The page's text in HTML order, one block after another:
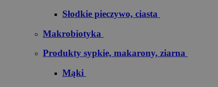
Słodkie pieczywo, ciasta
Makrobiotyka
Produkty sypkie, makarony, ziarna
Mąki